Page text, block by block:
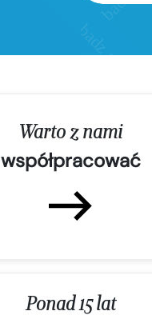
Warto z nami
współpracować
Ponad 15 lat